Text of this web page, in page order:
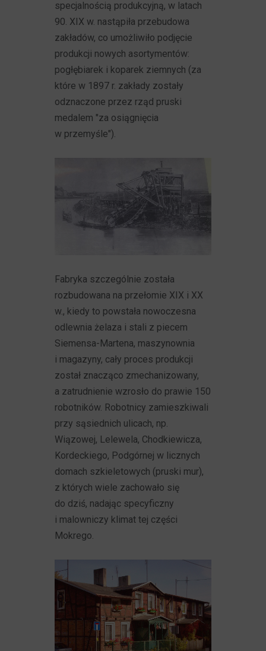
specjalnością produkcyjną, w latach
90. XIX w. nastąpiła przebudowa
zakładów, co umożliwiło podjęcie
produkcji nowych asortymentów:
pogłębiarek i koparek ziemnych (za
które w 1897 r. zakłady zostały
odznaczone przez rząd pruski
medalem "za osiągnięcia
w przemyśle").
Fabryka szczególnie została
rozbudowana na przełomie XIX i XX
w., kiedy to powstała nowoczesna
odlewnia żelaza i stali z piecem
Siemensa-Martena, maszynownia
i magazyny, cały proces produkcji
został znacząco zmechanizowany,
a zatrudnienie wzrosło do prawie 150
robotników. Robotnicy zamieszkiwali
przy sąsiednich ulicach, np.
Wiązowej, Lelewela, Chodkiewicza,
Kordeckiego, Podgórnej w licznych
domach szkieletowych (pruski mur),
z których wiele zachowało się
do dziś, nadając specyficzny
i malowniczy klimat tej części
Mokrego.